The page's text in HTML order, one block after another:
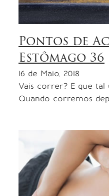
Pontos de
Estômago 36
16 de Maio, 2018
Vais correr? E que tal
Quando corremos